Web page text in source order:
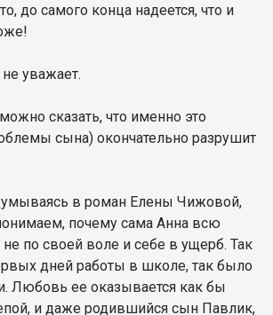
до самого конца надеется, что и
уважает.
сказать, что именно это
сына) окончательно разрушит
в роман Елены Чижовой,
почему сама Анна всю
не по своей воле и себе в ущерб. Так
дней работы в школе, так было
Любовь ее оказывается как бы
и даже родившийся сын Павлик,